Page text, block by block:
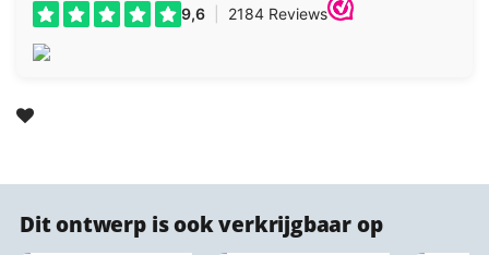
Dit ontwerp is ook verkrijgbaar op
PET Vilt Stadsprint 🔇